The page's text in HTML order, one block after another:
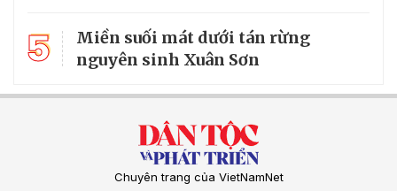
5
Miền suối mát dưới tán rừng
nguyên sinh Xuân Sơn
Chuyên trang của VietNamNet